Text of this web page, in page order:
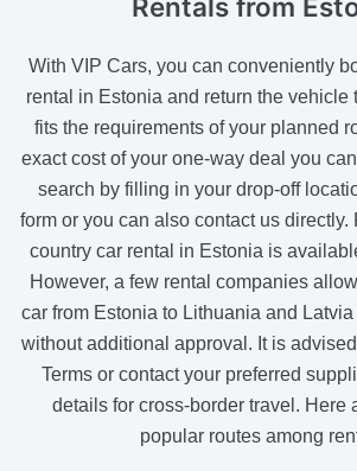
Rentals from
With VIP Cars, you can conveniently
rental in Estonia and return the vehicle
fits the requirements of your planned
exact cost of your one-way deal you
search by filling in your drop-off
form or you can also contact us directly.
country car rental in Estonia is
However, a few rental companies
car from Estonia to Lithuania and
without additional approval. It is
Terms or contact your preferred
details for cross-border travel. Here
popular routes among